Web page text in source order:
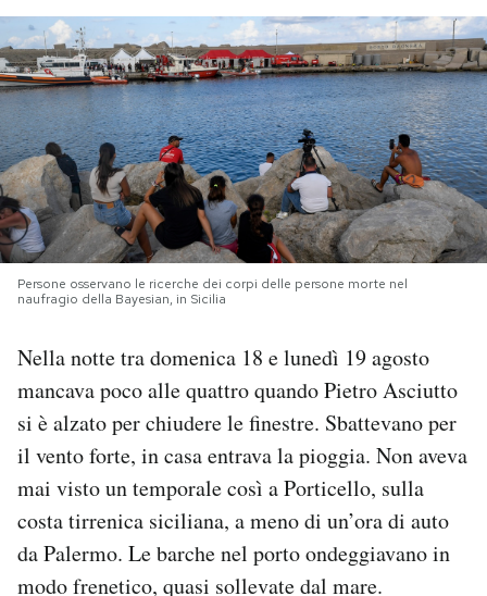
PODCAST
NEWSLETTER
I MIEI PREFERITI
SHOP
AREA PERSONALE
Area Personale
Newsletter
Notifiche mobile
Persone osservano le ricerche dei corpi delle persone morte nel
naufragio della Bayesian, in Sicilia
Nella notte tra domenica 18 e lunedì 19 agosto
mancava poco alle quattro quando Pietro Asciutto
si è alzato per chiudere le finestre. Sbattevano per
il vento forte, in casa entrava la pioggia. Non aveva
mai visto un temporale così a Porticello, sulla
costa tirrenica siciliana, a meno di un’ora di auto
da Palermo. Le barche nel porto ondeggiavano in
modo frenetico, quasi sollevate dal mare.